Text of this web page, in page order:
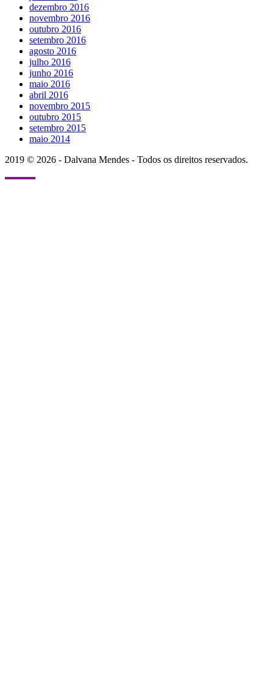
dezembro 2016
novembro 2016
outubro 2016
setembro 2016
agosto 2016
julho 2016
junho 2016
maio 2016
abril 2016
novembro 2015
outubro 2015
setembro 2015
maio 2014
2019 © 2026 - Dalvana Mendes - Todos os direitos reservados.